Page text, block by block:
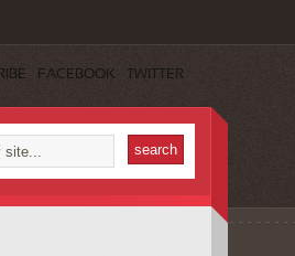
FACEBOOK TWITTER